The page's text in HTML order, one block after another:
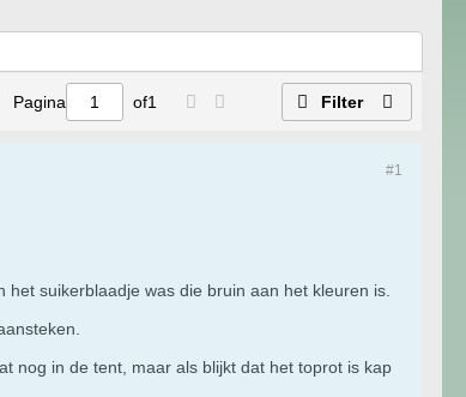
Pagina of1 Filter
#1
suikerblaadje was die bruin aan het kleuren is.
nog in de tent, maar als blijkt dat het toprot is kap